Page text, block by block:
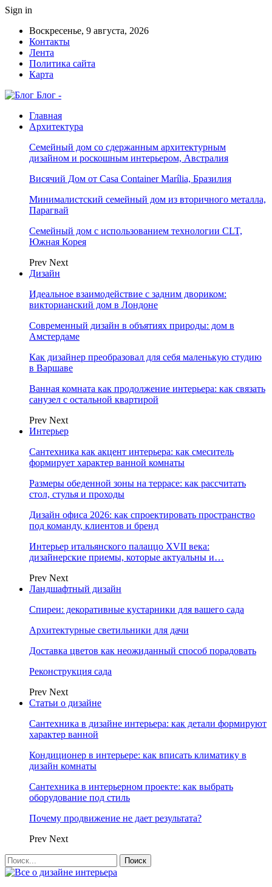
Sign in
Воскресенье, 9 августа, 2026
Контакты
Лента
Политика сайта
Карта
Блог -
Главная
Архитектура
Семейный дом со сдержанным архитектурным
дизайном и роскошным интерьером, Австралия
Висячий Дом от Casa Container Marília, Бразилия
Минималистский семейный дом из вторичного металла,
Парагвай
Семейный дом с использованием технологии CLT,
Южная Корея
Prev Next
Дизайн
Идеальное взаимодействие с задним двориком:
викторианский дом в Лондоне
Современный дизайн в объятиях природы: дом в
Амстердаме
Как дизайнер преобразовал для себя маленькую студию
в Варшаве
Ванная комната как продолжение интерьера: как связать
санузел с остальной квартирой
Prev Next
Интерьер
Сантехника как акцент интерьера: как смеситель
формирует характер ванной комнаты
Размеры обеденной зоны на террасе: как рассчитать
стол, стулья и проходы
Дизайн офиса 2026: как спроектировать пространство
под команду, клиентов и бренд
Интерьер итальянского палаццо XVII века:
дизайнерские приемы, которые актуальны и…
Prev Next
Ландшафтный дизайн
Спиреи: декоративные кустарники для вашего сада
Архитектурные светильники для дачи
Доставка цветов как неожиданный способ порадовать
Реконструкция сада
Prev Next
Статьи о дизайне
Сантехника в дизайне интерьера: как детали формируют
характер ванной
Кондиционер в интерьере: как вписать климатику в
дизайн комнаты
Сантехника в интерьерном проекте: как выбрать
оборудование под стиль
Почему продвижение не дает результата?
Prev Next